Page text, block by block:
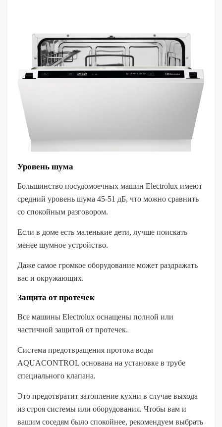
Уровень шума
Большинство посудомоечных машин Electrolux имеют
средний уровень шума 45-51 дБ, что можно сравнить
со спокойным разговором.
Если в доме есть маленькие дети, лучше поискать
менее шумное устройство.
Даже самое громкое оборудование может раздражать
вас и окружающих.
Защита от протечек
Все машины Electrolux оснащены полной или
частичной защитой от протечек.
Система предотвращения протока воды
AQUACONTROL основана на установке в трубе
специального клапана.
Это предотвратит затопление кухни в случае выхода
из строя системы или оборудования. Чтобы вам и
вашим соседям было спокойнее, рекомендуем выбрать